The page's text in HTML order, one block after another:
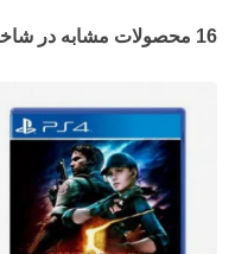
16 محصولات مشابه در شاخه های مختلف: